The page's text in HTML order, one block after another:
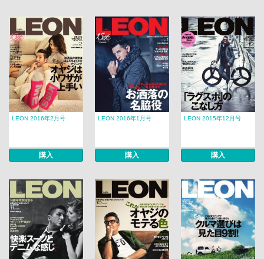
LEON 2016年2月号
購入
LEON 2016年1月号
購入
LEON 2015年12月号
購入